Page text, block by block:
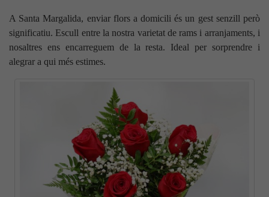
A Santa Margalida, enviar flors a domicili és un gest senzill però
significatiu. Escull entre la nostra varietat de rams i arranjaments, i
nosaltres ens encarreguem de la resta. Ideal per sorprendre i
alegrar a qui més estimes.